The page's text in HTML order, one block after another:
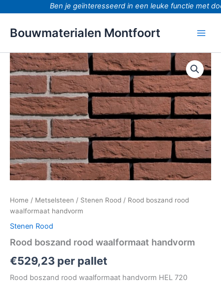
Ben je geïnteresseerd in een leuke functie met
Bouwmaterialen Montfoort
Home / Metselsteen / Stenen Rood / Rood boszand rood
waalformaat handvorm
Stenen Rood
Rood boszand rood waalformaat handvorm
€529,23 per pallet
Rood boszand rood waalformaat handvorm HEL 720
Rood
boszand
rood
waalformaat
handvorm
aantal